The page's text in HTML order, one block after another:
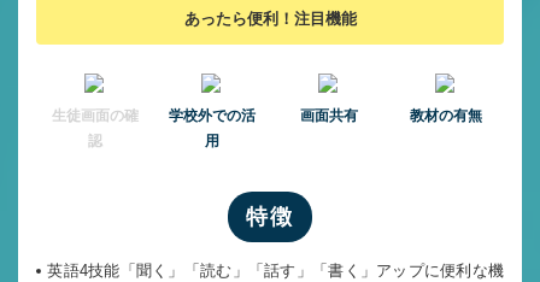
あったら便利！注目機能
⽣徒画⾯の確
認
学校外での活
用
画面共有 教材の有無
特徴
英語4技能「聞く」「読む」「話す」「書く」アップに便利な機